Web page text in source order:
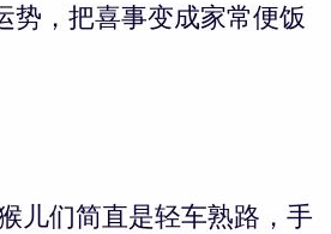
势，把喜事变成家常便饭
儿们简直是轻车熟路，手